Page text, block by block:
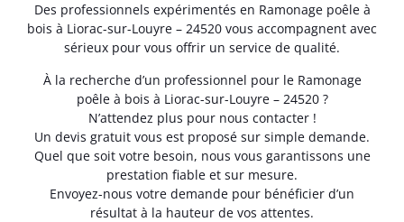
Des professionnels expérimentés en Ramonage poêle à
bois à Liorac-sur-Louyre – 24520 vous accompagnent avec
sérieux pour vous offrir un service de qualité.
À la recherche d’un professionnel pour le Ramonage
poêle à bois à Liorac-sur-Louyre – 24520 ?
N’attendez plus pour nous contacter !
Un devis gratuit vous est proposé sur simple demande.
Quel que soit votre besoin, nous vous garantissons une
prestation fiable et sur mesure.
Envoyez-nous votre demande pour bénéficier d’un
résultat à la hauteur de vos attentes.